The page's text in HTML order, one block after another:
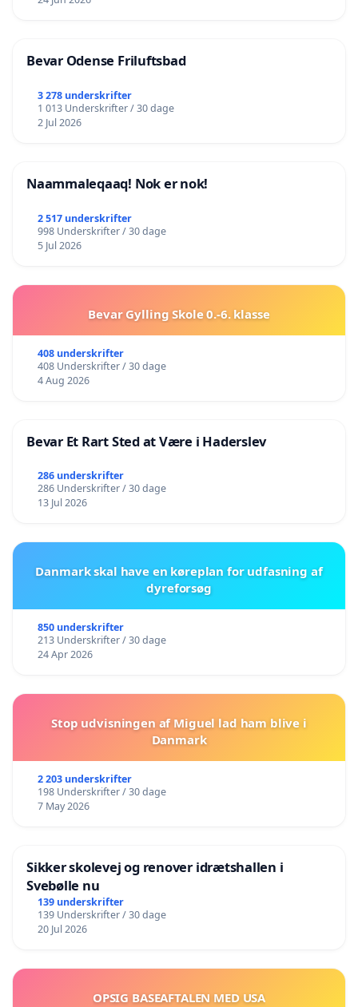
Bevar Odense Friluftsbad
3 278 underskrifter
1 013 Underskrifter / 30 dage
2 Jul 2026
Naammaleqaaq! Nok er nok!
2 517 underskrifter
998 Underskrifter / 30 dage
5 Jul 2026
Bevar Gylling Skole 0.-6. klasse
408 underskrifter
408 Underskrifter / 30 dage
4 Aug 2026
Bevar Et Rart Sted at Være i Haderslev
286 underskrifter
286 Underskrifter / 30 dage
13 Jul 2026
Danmark skal have en køreplan for udfasning af
dyreforsøg
850 underskrifter
213 Underskrifter / 30 dage
24 Apr 2026
Stop udvisningen af Miguel lad ham blive i
Danmark
2 203 underskrifter
198 Underskrifter / 30 dage
7 May 2026
Sikker skolevej og renover idrætshallen i
Svebølle nu
139 underskrifter
139 Underskrifter / 30 dage
20 Jul 2026
OPSIG BASEAFTALEN MED USA